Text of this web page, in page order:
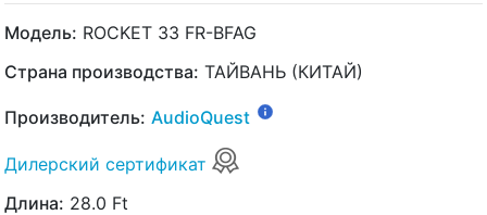
Модель: ROCKET 33 FR-BFAG
Страна производства: ТАЙВАНЬ (КИТАЙ)
Производитель: AudioQuest
Дилерский сертификат
Длина: 28.0 Ft